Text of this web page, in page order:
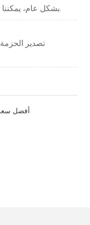
بشكل عام، يمكننا تسليم البضائع خلال 20 يوم عمل.
تصدير